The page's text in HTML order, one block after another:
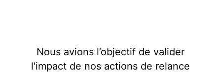
Nous avions l’objectif de valider
l'impact de nos actions de relance